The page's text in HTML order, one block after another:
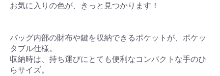
お気に入りの色が、きっと見つかります！
バッグ内部の財布や鍵を収納できるポケットが、ポケッ
タブル仕様。
収納時は、持ち運びにとても便利なコンパクトな手のひ
らサイズ。